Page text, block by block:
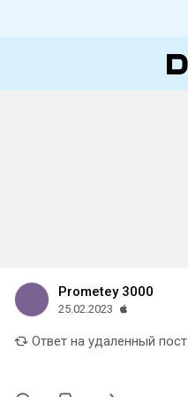
Prometey 3000
25.02.2023
Ответ на удаленный пост